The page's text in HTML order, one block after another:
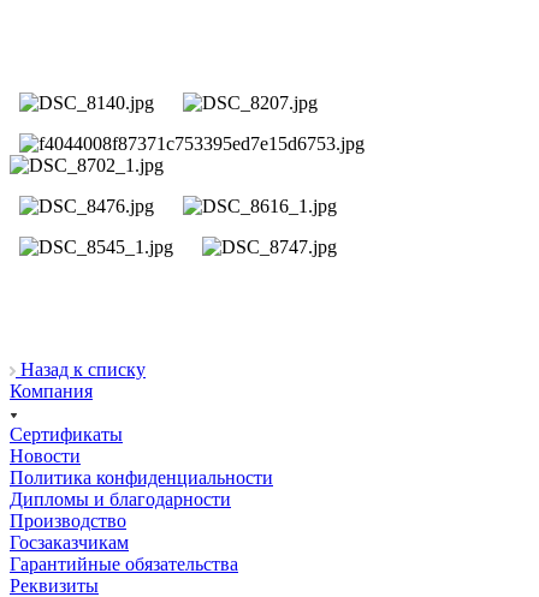
Назад к списку
Компания
Сертификаты
Новости
Политика конфиденциальности
Дипломы и благодарности
Производство
Госзаказчикам
Гарантийные обязательства
Реквизиты